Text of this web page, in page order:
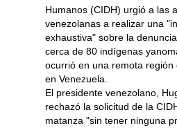
Humanos (CIDH) urgió a las
venezolanas a realizar una
exhaustiva" sobre la
cerca de 80 indígenas
ocurrió en una remota región
en Venezuela.
El presidente venezolano,
rechazó la solicitud de la
matanza "sin tener ninguna